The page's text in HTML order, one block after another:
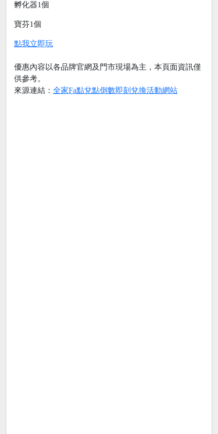
孵化器1個
寶芬1個
點我立即玩
優惠內容以各品牌官網及門市現場為主，本頁面資訊僅
供參考。
來源連結： 全家Fa點兌點倒數即刻兌換活動網站